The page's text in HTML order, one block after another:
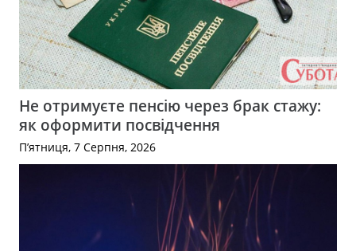
Не отримуєте пенсію через брак стажу:
як оформити посвідчення
П’ятниця, 7 Серпня, 2026